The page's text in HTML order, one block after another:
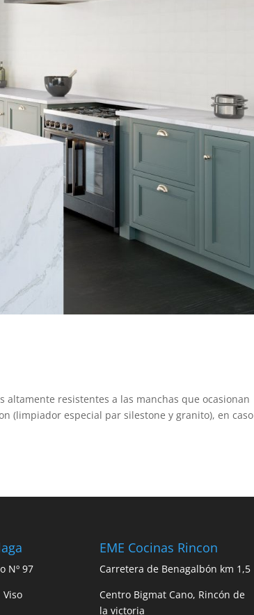
altamente resistentes a las manchas que ocasionan
(limpiador especial par silestone y granito), en caso
Nº 97
EME Cocinas Rincon
Carretera de Benagalbón km 1,5
Centro Bigmat Cano, Rincón de
la victoria